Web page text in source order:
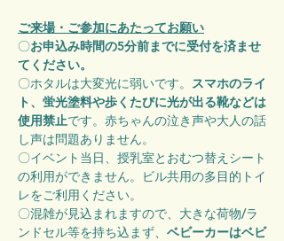
ご来場・ご参加にあたってお願い
〇お申込み時間の5分前までに受付を済ませ
てください。
〇ホタルは大変光に弱いです。 スマホのライ
ト、蛍光塗料や歩くたびに光が出る靴などは
使用禁止です。赤ちゃんの泣き声や大人の話
し声は問題ありません。
〇イベント当日、授乳室とおむつ替えシート
の利用ができません。ビル共用の多目的トイ
レをご利用ください。
〇混雑が見込まれますので、大きな荷物/ラ
ンドセル等を持ち込まず、 ベビーカーはベビ